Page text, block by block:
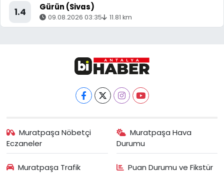
1.4 Gürün (Sivas)
09.08.2026 03:35 11.81 km
Muratpaşa Nöbetçi
Eczaneler
Muratpaşa Hava
Durumu
Muratpaşa Trafik
Puan Durumu ve Fikstür